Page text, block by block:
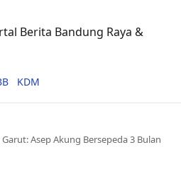
Berita Bandung Raya &
KDM
Asep Akung Bersepeda 3 Bulan